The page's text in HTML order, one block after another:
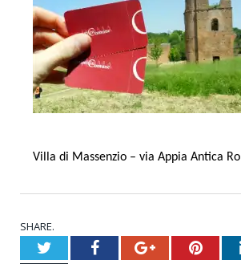
Villa di Massenzio – via Appia Antica
SHARE.
TwitterFacebookGoogle+